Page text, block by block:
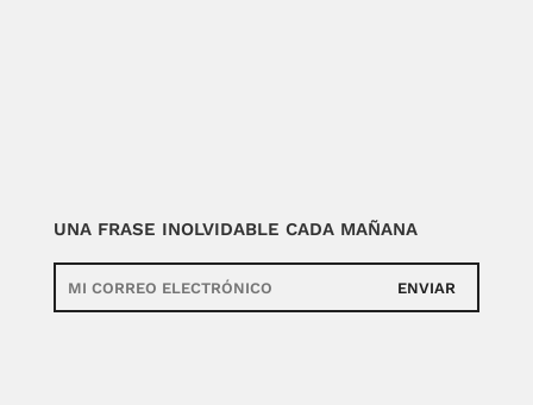
UNA FRASE INOLVIDABLE CADA MAÑANA
ENVIAR